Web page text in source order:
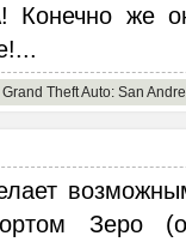
Конечно же
...
Theft Auto: San
Зеро